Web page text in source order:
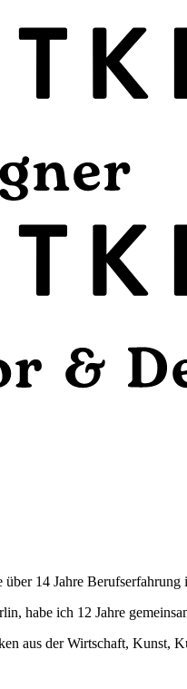
14 Jahre Berufserfahrung
habe ich 12 Jahre
aus der Wirtschaft, Kunst,